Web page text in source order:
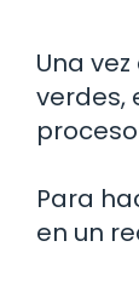
Una
verdes,
Para
en un